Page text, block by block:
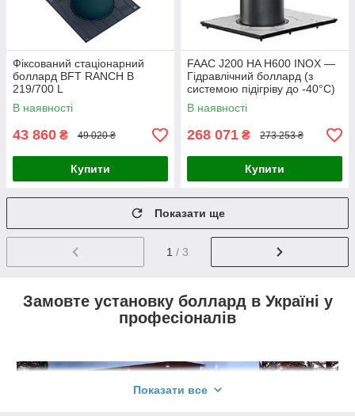
Фіксований стаціонарний
боллард BFT RANCH B
219/700 L
В наявності
43 860 ₴ 49 020 ₴
Купити
FAAC J200 HA H600 INOX —
Гідравлічний боллард (з
системою підігріву до -40°C)
В наявності
268 071 ₴ 273 253 ₴
Купити
Показати ще
1 / 3
Замовте установку боллард в Україні у
професіоналів
Показати все